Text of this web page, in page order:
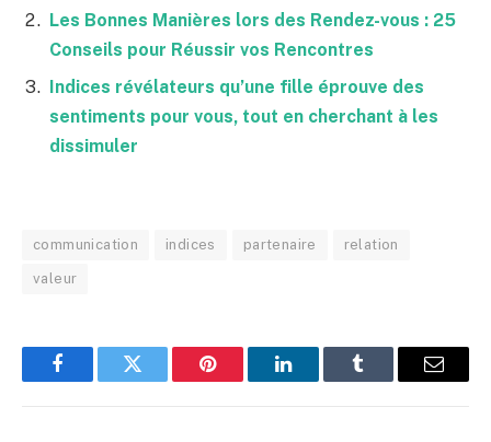
Les Bonnes Manières lors des Rendez-vous : 25
Conseils pour Réussir vos Rencontres
Indices révélateurs qu’une fille éprouve des
sentiments pour vous, tout en cherchant à les
dissimuler
communication indices partenaire relation
valeur
FacebookTwitter Pinterest LinkedInTumblr Email